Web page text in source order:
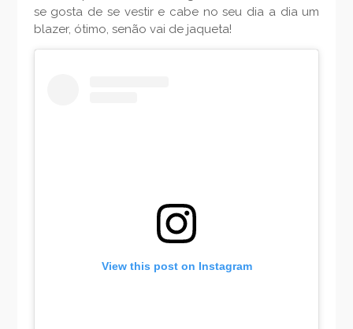
se gosta de se vestir e cabe no seu dia a dia um
blazer, ótimo, senão vai de jaqueta!
View this post on Instagram